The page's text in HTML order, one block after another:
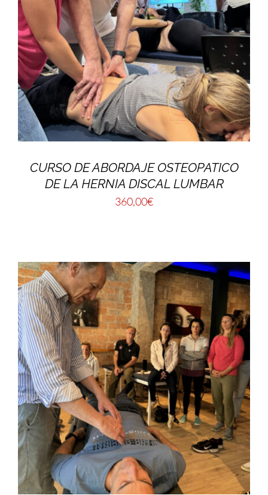
CURSO DE ABORDAJE OSTEOPATICO
DE LA HERNIA DISCAL LUMBAR
360,00€